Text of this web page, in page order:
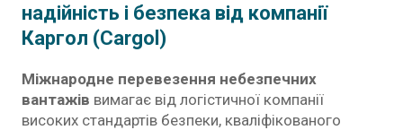
надійність і безпека від компанії
Каргол (Cargol)
Міжнародне перевезення небезпечних
вантажів вимагає від логістичної компанії
високих стандартів безпеки, кваліфікованого